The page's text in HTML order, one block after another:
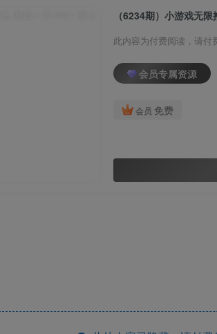
（6234期）小游戏无
此内容为付费阅读，请付
会员专属资源
会员 免费